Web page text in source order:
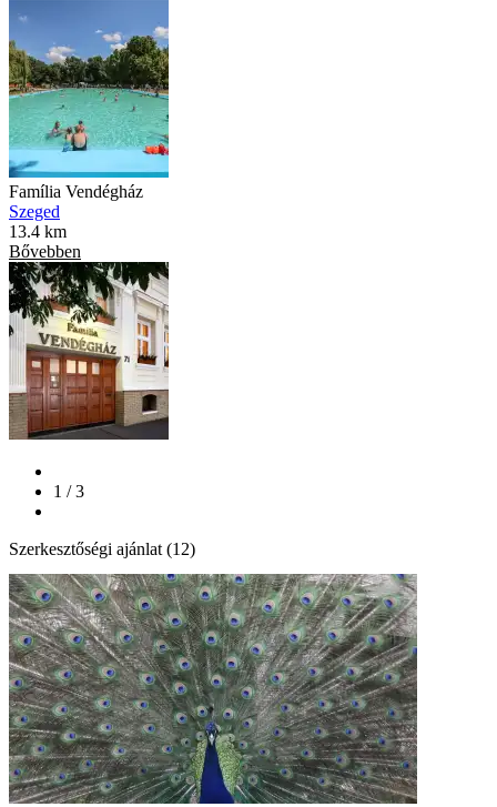
Família Vendégház
Szeged
13.4 km
Bővebben
1 / 3
Szerkesztőségi ajánlat (12)